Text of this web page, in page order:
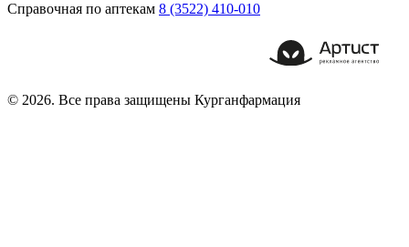
Справочная по аптекам 8 (3522) 410-010
© 2026. Все права защищены Курганфармация